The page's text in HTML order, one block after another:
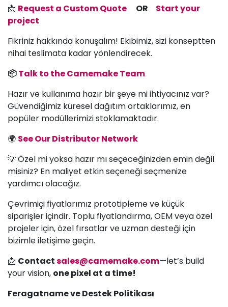
📩 Request a Custom Quote OR
Start your
project
Fikriniz hakkında konuşalım! Ekibimiz, sizi konseptten
nihai teslimata kadar yönlendirecek.
📦Talk to the Camemake Team
Hazır ve kullanıma hazır bir şeye mi ihtiyacınız var?
Güvendiğimiz küresel dağıtım ortaklarımız, en
popüler modüllerimizi stoklamaktadır.
🌍 See Our Distributor Network
💡 Özel mi yoksa hazır mı seçeceğinizden emin değil
misiniz? En maliyet etkin seçeneği seçmenize
yardımcı olacağız.
Çevrimiçi fiyatlarımız prototipleme ve küçük
siparişler içindir. Toplu fiyatlandırma, OEM veya özel
projeler için, özel fırsatlar ve uzman desteği için
bizimle iletişime geçin.
📩 Contactsales@camemake.com—let’s build
your vision, one pixel at a time!
Feragatname ve Destek Politikası